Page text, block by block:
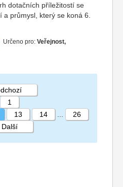
dotačních příležitostí se
průmysl, který se koná 6.
Určeno pro: Veřejnost,
12 26
1
13 14
26
Další